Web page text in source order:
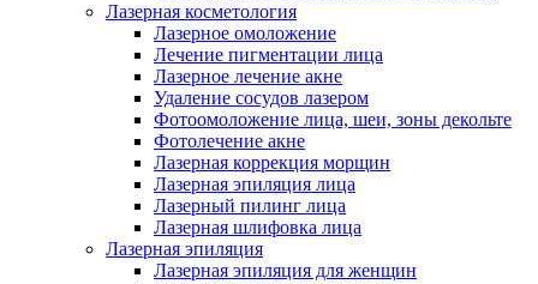
Лазерная косметология
Лазерное омоложение
Лечение пигментации лица
Лазерное лечение акне
Удаление сосудов лазером
Фотоомоложение лица, шеи, зоны декольте
Фотолечение акне
Лазерная коррекция морщин
Лазерная эпиляция лица
Лазерный пилинг лица
Лазерная шлифовка лица
Лазерная эпиляция
Лазерная эпиляция для женщин